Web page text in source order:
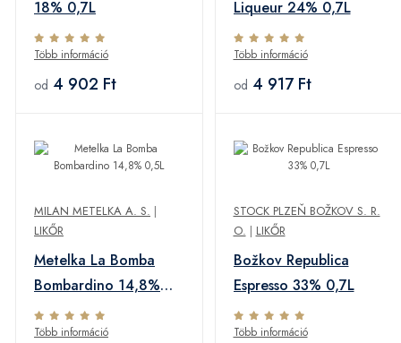
18% 0,7L
Több információ
od 4 902 Ft
Liqueur 24% 0,7L
Több információ
od 4 917 Ft
MILAN METELKA A. S. |
LIKŐR
Metelka La Bomba
Bombardino 14,8%
0,5L
Több információ
STOCK PLZEŇ BOŽKOV S. R.
O. | LIKŐR
Božkov Republica
Espresso 33% 0,7L
Több információ